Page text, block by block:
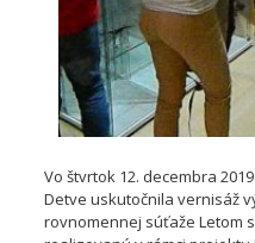
Vo štvrtok 12. decembra
Detve uskutočnila vernisáž
rovnomennej súťaže Letom